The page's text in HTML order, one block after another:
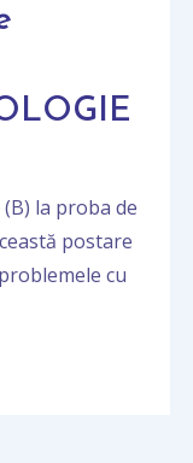
la proba de
postare
cu